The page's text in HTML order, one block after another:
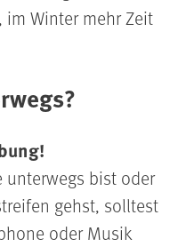
im Winter mehr Zeit
unterwegs bist oder
gehst, solltest
oder Musik